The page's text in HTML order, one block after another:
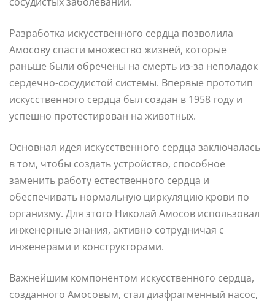
Разработка искусственного сердца позволила
Амосову спасти множество жизней, которые
раньше были обречены на смерть из-за неполадок
сердечно-сосудистой системы. Впервые прототип
искусственного сердца был создан в 1958 году и
успешно протестирован на животных.
Основная идея искусственного сердца заключалась
в том, чтобы создать устройство, способное
заменить работу естественного сердца и
обеспечивать нормальную циркуляцию крови по
организму. Для этого Николай Амосов использовал
инженерные знания, активно сотрудничая с
инженерами и конструкторами.
Важнейшим компонентом искусственного сердца,
созданного Амосовым, стал диафрагменный насос,